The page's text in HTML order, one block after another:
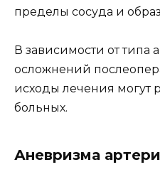
пределы сосуда и
В зависимости от
осложнений
исходы лечения могут
больных.
Аневризма